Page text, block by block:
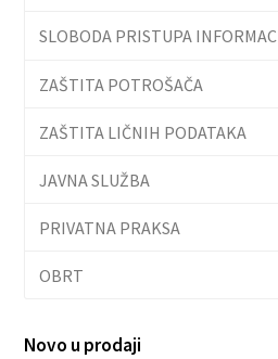
SLOBODA PRISTUPA
ZAŠTITA POTROŠAČA
ZAŠTITA LIČNIH PODATAKA
JAVNA SLUŽBA
PRIVATNA PRAKSA
OBRT
Novo u prodaji